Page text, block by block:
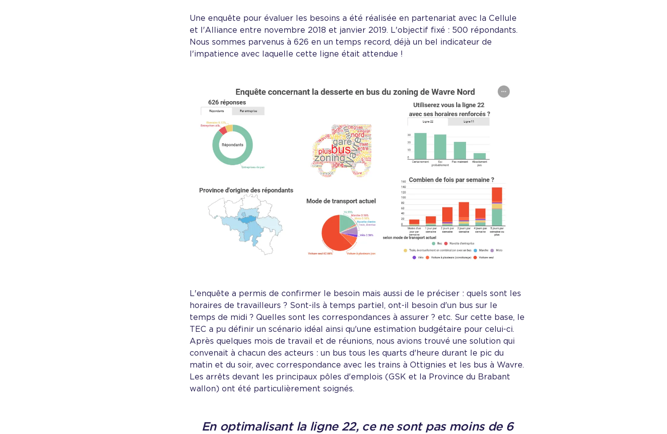
Une enquête pour évaluer les besoins a été réalisée en partenariat avec la Cellule
et l'Alliance entre novembre 2018 et janvier 2019. L'objectif fixé : 500 répondants.
Nous sommes parvenus à 626 en un temps record, déjà un bel indicateur de
l'impatience avec laquelle cette ligne était attendue !
L'enquête a permis de confirmer le besoin mais aussi de le préciser : quels sont les
horaires de travailleurs ? Sont-ils à temps partiel, ont-il besoin d'un bus sur le
temps de midi ? Quelles sont les correspondances à assurer ? etc. Sur cette base, le
TEC a pu définir un scénario idéal ainsi qu'une estimation budgétaire pour celui-ci.
Après quelques mois de travail et de réunions, nous avions trouvé une solution qui
convenait à chacun des acteurs : un bus tous les quarts d'heure durant le pic du
matin et du soir, avec correspondance avec les trains à Ottignies et les bus à Wavre.
Les arrêts devant les principaux pôles d'emplois (GSK et la Province du Brabant
wallon) ont été particulièrement soignés.
En optimalisant la ligne 22, ce ne sont pas moins de 6